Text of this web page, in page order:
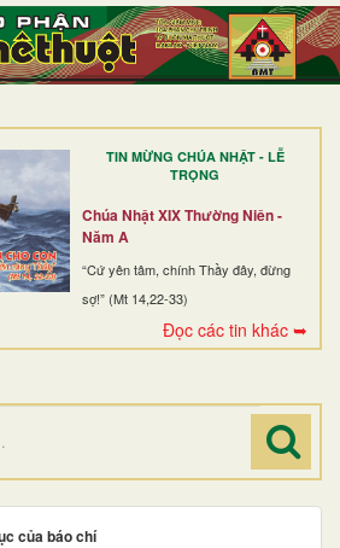
TIN MỪNG CHÚA NHẬT - LỄ
TRỌNG
Chúa Nhật XIX Thường Niên -
Năm A
“Cứ yên tâm, chính Thầy đây, đừng
sợ!” (Mt 14,22-33)
Đọc các tin khác ➥
của báo chí